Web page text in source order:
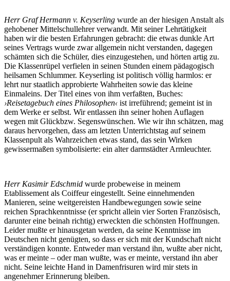
Herr Graf Hermann v. Keyserling wurde an der hiesigen Anstalt als
gehobener Mittelschullehrer verwandt. Mit seiner Lehrtätigkeit
haben wir die besten Erfahrungen gebracht: die etwas dunkle Art
seines Vertrags wurde zwar allgemein nicht verstanden, dagegen
schämten sich die Schüler, dies einzugestehen, und hörten artig zu.
Die Klassenrüpel verfielen in seinen Stunden einem pädagogisch
heilsamen Schlummer. Keyserling ist politisch völlig harmlos: er
lehrt nur staatlich approbierte Wahrheiten sowie das kleine
Einmaleins. Der Titel eines von ihm verfaßten, Buches:
›Reisetagebuch eines Philosophen‹ ist irreführend; gemeint ist in
dem Werke er selbst. Wir entlassen ihn seiner hohen Auflagen
wegen mit Glückbzw. Segenswünschen. Wie wir ihn schätzen, mag
daraus hervorgehen, dass am letzten Unterrichtstag auf seinem
Klassenpult als Wahrzeichen etwas stand, das sein Wirken
gewissermaßen symbolisierte: ein alter darmstädter Armleuchter.
Herr Kasimir Edschmid wurde probeweise in meinem
Etablissement als Coiffeur eingestellt. Seine einnehmenden
Manieren, seine weitgereisten Handbewegungen sowie seine
reichen Sprachkenntnisse (er spricht allein vier Sorten Französisch,
darunter eine beinah richtig) erweckten die schönsten Hoffnungen.
Leider mußte er hinausgetan werden, da seine Kenntnisse im
Deutschen nicht genügten, so dass er sich mit der Kundschaft nicht
verständigen konnte. Entweder man verstand ihn, wußte aber nicht,
was er meinte – oder man wußte, was er meinte, verstand ihn aber
nicht. Seine leichte Hand in Damenfrisuren wird mir stets in
angenehmer Erinnerung bleiben.